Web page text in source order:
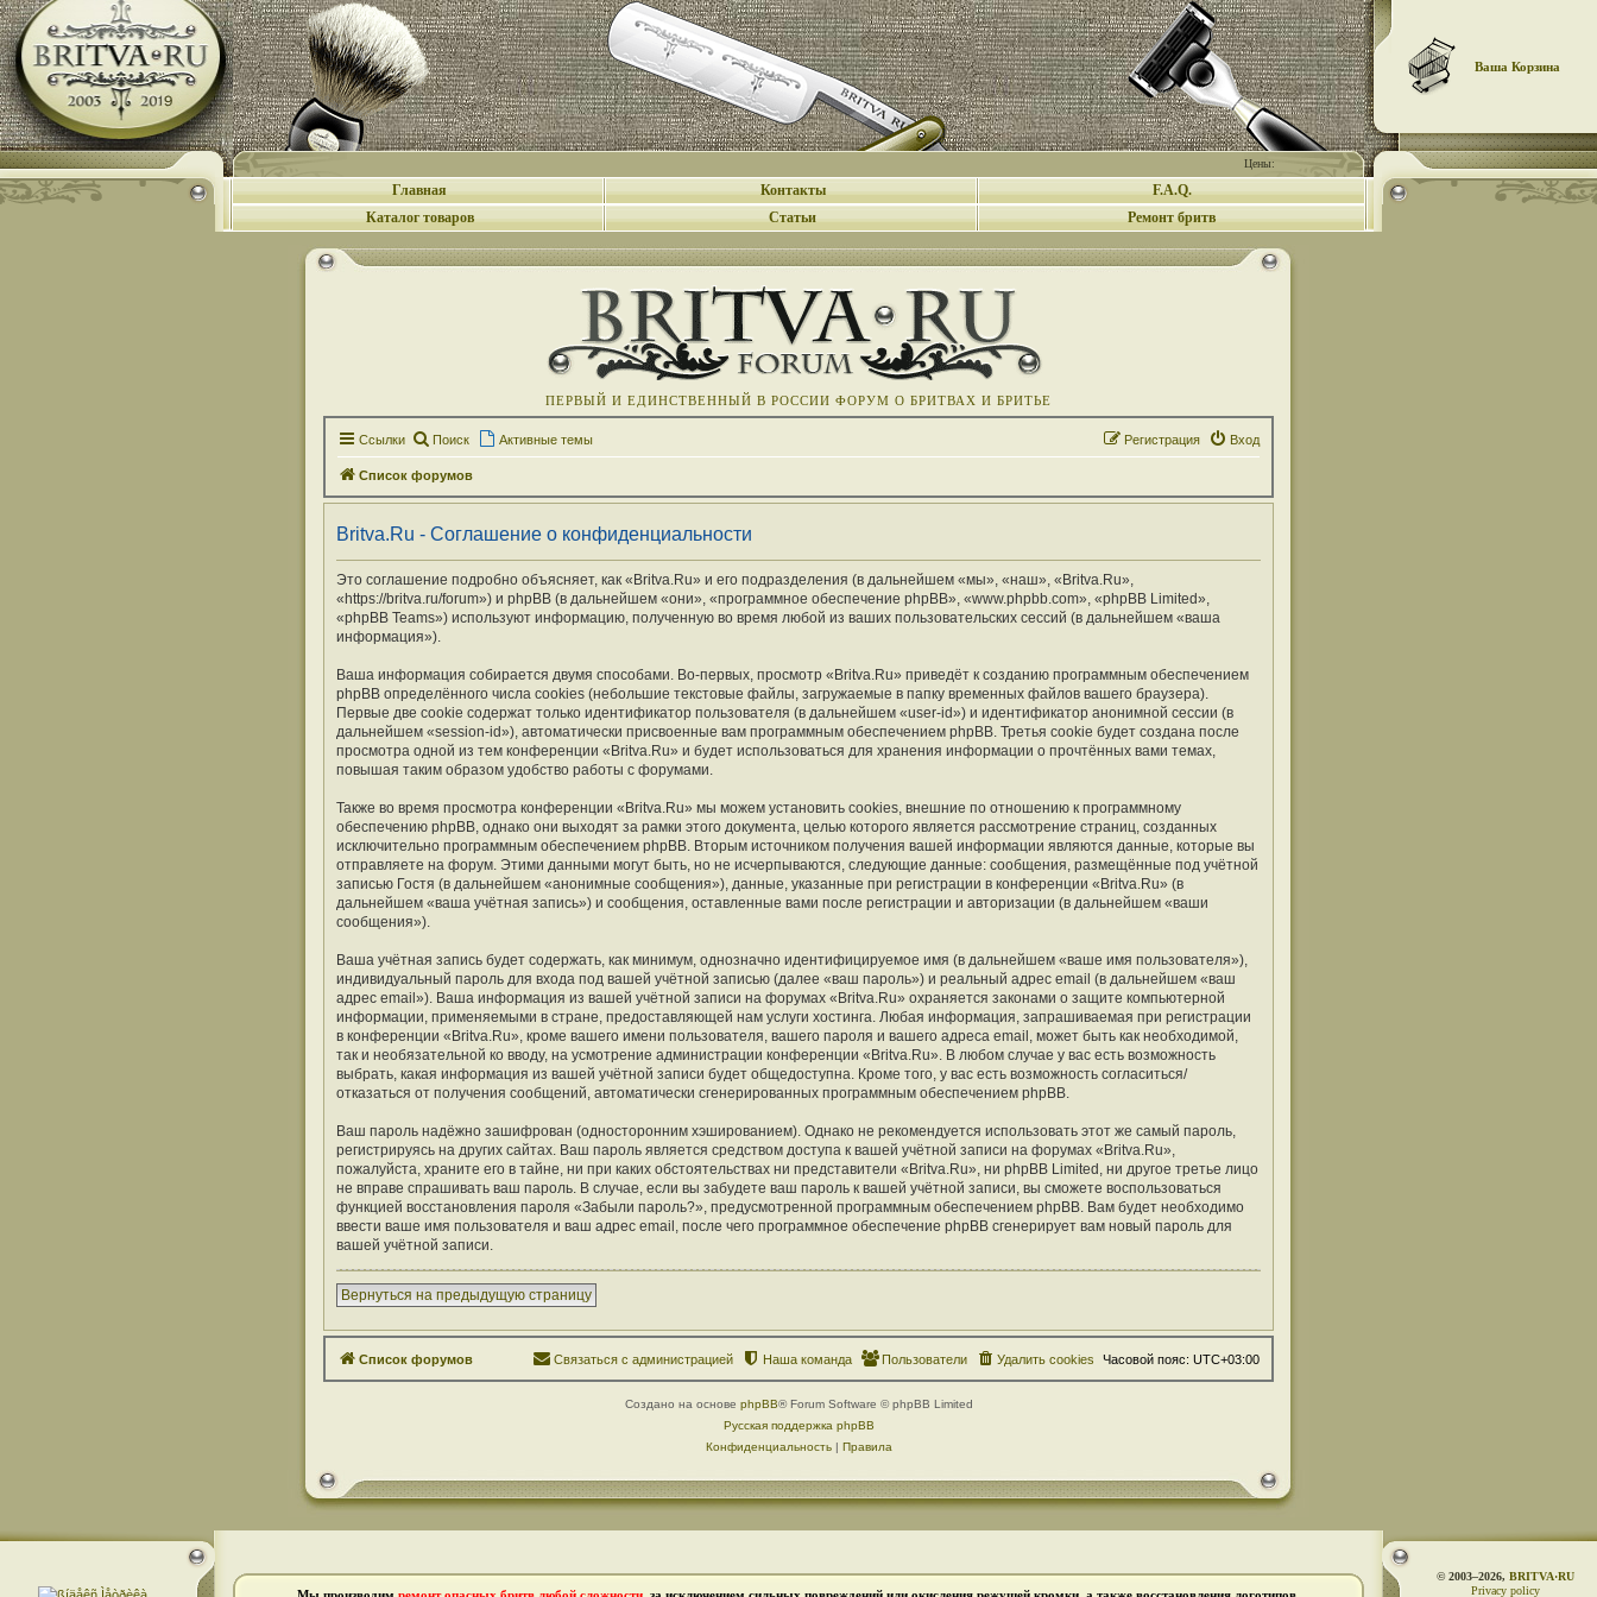
Цены:
Ваша Корзина
Главная Контакты
F.A.Q.
Каталог товаров
Статьи Ремонт бритв
ПЕРВЫЙ И ЕДИНСТВЕННЫЙ В РОССИИ ФОРУМ О БРИТВАХ И БРИТЬЕ
Ссылки Поиск Активные темы Вход
Регистрация
Список форумов
Britva.Ru - Соглашение о конфиденциальности
Это соглашение подробно объясняет, как «Britva.Ru» и его подразделения (в дальнейшем «мы», «наш», «Britva.Ru»,
«https://britva.ru/forum») и phpBB (в дальнейшем «они», «программное обеспечение phpBB», «www.phpbb.com», «phpBB Limited»,
«phpBB Teams») используют информацию, полученную во время любой из ваших пользовательских сессий (в дальнейшем «ваша
информация»).
Ваша информация собирается двумя способами. Во-первых, просмотр «Britva.Ru» приведёт к созданию программным обеспечением
phpBB определённого числа cookies (небольшие текстовые файлы, загружаемые в папку временных файлов вашего браузера).
Первые две cookie содержат только идентификатор пользователя (в дальнейшем «user-id») и идентификатор анонимной сессии (в
дальнейшем «session-id»), автоматически присвоенные вам программным обеспечением phpBB. Третья cookie будет создана после
просмотра одной из тем конференции «Britva.Ru» и будет использоваться для хранения информации о прочтённых вами темах,
повышая таким образом удобство работы с форумами.
Также во время просмотра конференции «Britva.Ru» мы можем установить cookies, внешние по отношению к программному
обеспечению phpBB, однако они выходят за рамки этого документа, целью которого является рассмотрение страниц, созданных
исключительно программным обеспечением phpBB. Вторым источником получения вашей информации являются данные, которые вы
отправляете на форум. Этими данными могут быть, но не исчерпываются, следующие данные: сообщения, размещённые под учётной
записью Гостя (в дальнейшем «анонимные сообщения»), данные, указанные при регистрации в конференции «Britva.Ru» (в
дальнейшем «ваша учётная запись») и сообщения, оставленные вами после регистрации и авторизации (в дальнейшем «ваши
сообщения»).
Ваша учётная запись будет содержать, как минимум, однозначно идентифицируемое имя (в дальнейшем «ваше имя пользователя»),
индивидуальный пароль для входа под вашей учётной записью (далее «ваш пароль») и реальный адрес email (в дальнейшем «ваш
адрес email»). Ваша информация из вашей учётной записи на форумах «Britva.Ru» охраняется законами о защите компьютерной
информации, применяемыми в стране, предоставляющей нам услуги хостинга. Любая информация, запрашиваемая при регистрации
в конференции «Britva.Ru», кроме вашего имени пользователя, вашего пароля и вашего адреса email, может быть как необходимой,
так и необязательной ко вводу, на усмотрение администрации конференции «Britva.Ru». В любом случае у вас есть возможность
выбрать, какая информация из вашей учётной записи будет общедоступна. Кроме того, у вас есть возможность согласиться/
отказаться от получения сообщений, автоматически сгенерированных программным обеспечением phpBB.
Ваш пароль надёжно зашифрован (односторонним хэшированием). Однако не рекомендуется использовать этот же самый пароль,
регистрируясь на других сайтах. Ваш пароль является средством доступа к вашей учётной записи на форумах «Britva.Ru»,
пожалуйста, храните его в тайне, ни при каких обстоятельствах ни представители «Britva.Ru», ни phpBB Limited, ни другое третье лицо
не вправе спрашивать ваш пароль. В случае, если вы забудете ваш пароль к вашей учётной записи, вы сможете воспользоваться
функцией восстановления пароля «Забыли пароль?», предусмотренной программным обеспечением phpBB. Вам будет необходимо
ввести ваше имя пользователя и ваш адрес email, после чего программное обеспечение phpBB сгенерирует вам новый пароль для
вашей учётной записи.
Вернуться на предыдущую страницу
Список форумов Часовой пояс: UTC+03:00
Удалить cookies
Пользователи
Наша команда
Связаться с администрацией
Создано на основе phpBB® Forum Software © phpBB Limited
Русская поддержка phpBB
Конфиденциальность| Правила
© 2003–2026, BRITVA·RU
Privacy policy